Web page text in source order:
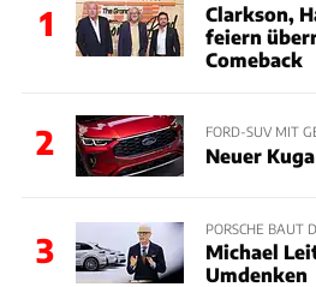
1
Clarkson,
feiern
Comeback
2 FORD-SUV MIT
Neuer
3
PORSCHE BAUT
Michael
Umdenken